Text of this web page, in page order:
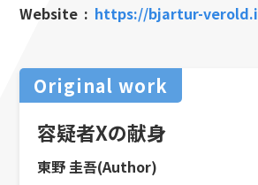
Website
https://bjartur-verold.is/collections/
Original work
容疑者Xの献身
東野 圭吾(Author)